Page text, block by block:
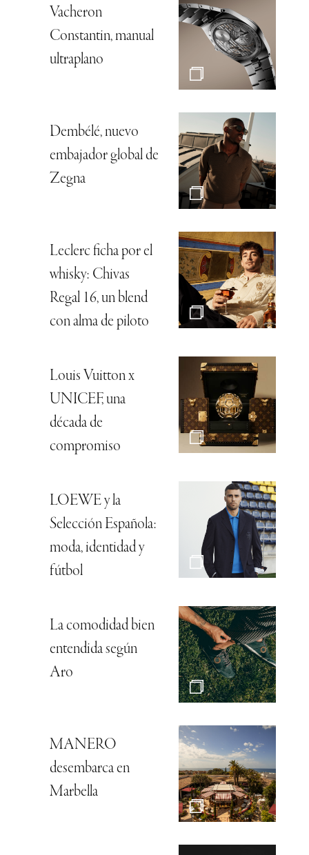
Vacheron
Constantin, manual
ultraplano
Dembélé, nuevo
embajador global de
Zegna
Leclerc ficha por el
whisky: Chivas
Regal 16, un blend
con alma de piloto
Louis Vuitton x
UNICEF, una
década de
compromiso
LOEWE y la
Selección Española:
moda, identidad y
fútbol
La comodidad bien
entendida según
Aro
MANERO
desembarca en
Marbella